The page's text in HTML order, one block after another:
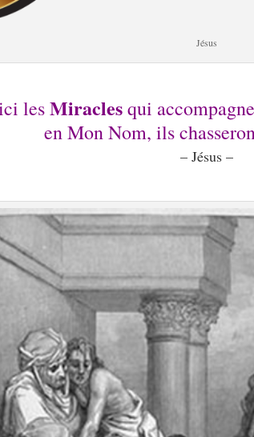
Jésus
lesMiraclesqui
en Mon Nom, ils
– Jésus –